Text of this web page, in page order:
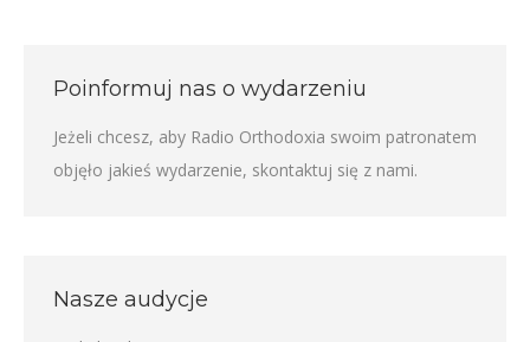
Poinformuj nas o wydarzeniu
Jeżeli chcesz, aby Radio Orthodoxia swoim patronatem
objęło jakieś wydarzenie, skontaktuj się z nami.
Nasze audycje